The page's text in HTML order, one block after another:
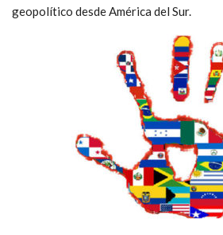
geopolítico desde América del Sur.